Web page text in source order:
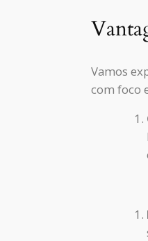
Vamos
com foco